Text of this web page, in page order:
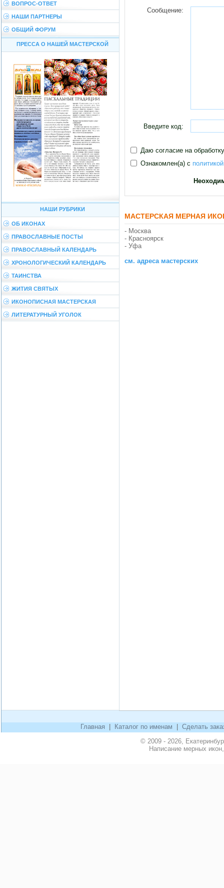
ВОПРОС-ОТВЕТ
НАШИ ПАРТНЕРЫ
ОБЩИЙ ФОРУМ
ПРЕССА О НАШЕЙ МАСТЕРСКОЙ
НАШИ РУБРИКИ
ОБ ИКОНАХ
ПРАВОСЛАВНЫЕ ПОСТЫ
ПРАВОСЛАВНЫЙ КАЛЕНДАРЬ
ХРОНОЛОГИЧЕСКИЙ КАЛЕНДАРЬ
ТАИНСТВА
ЖИТИЯ СВЯТЫХ
ИКОНОПИСНАЯ МАСТЕРСКАЯ
ЛИТЕРАТУРНЫЙ УГОЛОК
Сообщение:
Введите код:
Даю согласие на
Ознакомлен(а) с
МАСТЕРСКАЯ МЕРНАЯ
- Москва
- Красноярск
- Уфа
см. адреса мастерских
Главная Каталог по именам
Сделать
© 2009 - 2026,
Написание мерных